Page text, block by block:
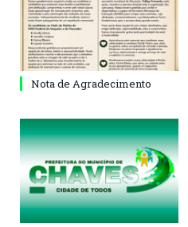
Nota de Agradecimento